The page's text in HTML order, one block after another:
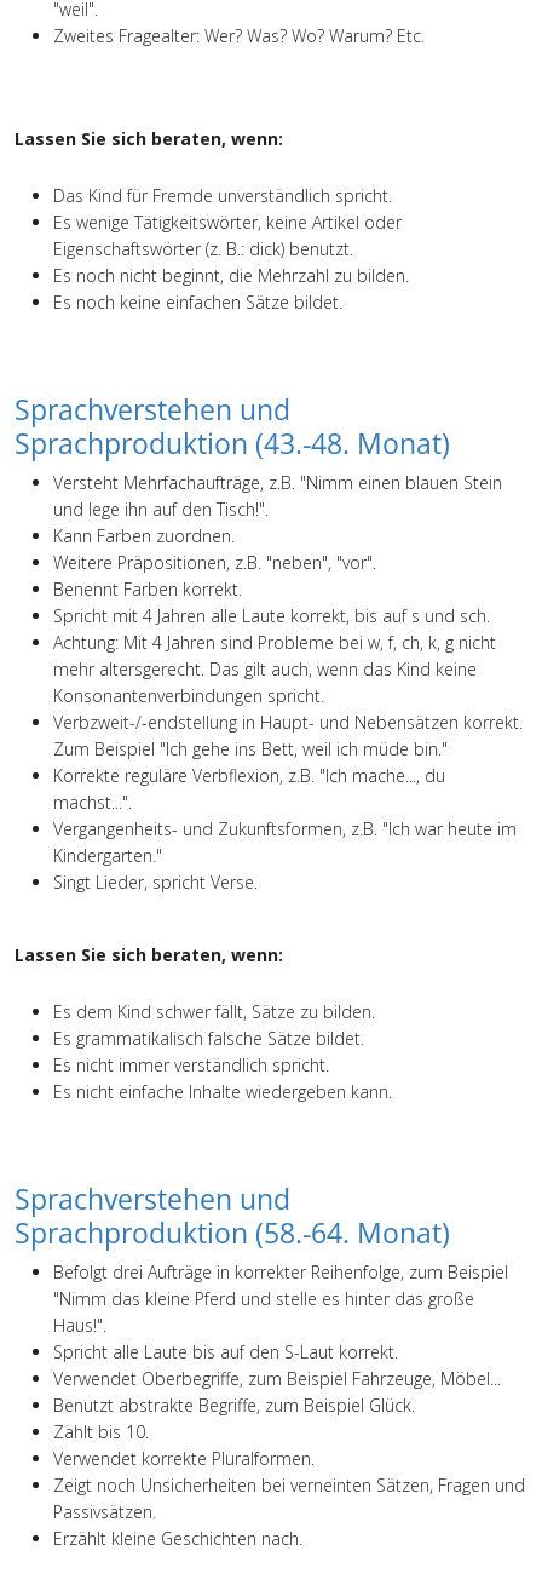
"weil".
Zweites Fragealter: Wer? Was? Wo? Warum? Etc.
Lassen Sie sich beraten, wenn:
Das Kind für Fremde unverständlich spricht.
Es wenige Tätigkeitswörter, keine Artikel oder
Eigenschaftswörter (z. B.: dick) benutzt.
Es noch nicht beginnt, die Mehrzahl zu bilden.
Es noch keine einfachen Sätze bildet.
Sprachverstehen und
Sprachproduktion (43.-48. Monat)
Versteht Mehrfachaufträge, z.B. "Nimm einen blauen Stein
und lege ihn auf den Tisch!".
Kann Farben zuordnen.
Weitere Präpositionen, z.B. "neben", "vor".
Benennt Farben korrekt.
Spricht mit 4 Jahren alle Laute korrekt, bis auf s und sch.
Achtung: Mit 4 Jahren sind Probleme bei w, f, ch, k, g nicht
mehr altersgerecht. Das gilt auch, wenn das Kind keine
Konsonantenverbindungen spricht.
Verbzweit-/-endstellung in Haupt- und Nebensätzen korrekt.
Zum Beispiel "Ich gehe ins Bett, weil ich müde bin."
Korrekte reguläre Verbflexion, z.B. "Ich mache..., du
machst...".
Vergangenheits- und Zukunftsformen, z.B. "Ich war heute im
Kindergarten."
Singt Lieder, spricht Verse.
Lassen Sie sich beraten, wenn:
Es dem Kind schwer fällt, Sätze zu bilden.
Es grammatikalisch falsche Sätze bildet.
Es nicht immer verständlich spricht.
Es nicht einfache Inhalte wiedergeben kann.
Sprachverstehen und
Sprachproduktion (58.-64. Monat)
Befolgt drei Aufträge in korrekter Reihenfolge, zum Beispiel
"Nimm das kleine Pferd und stelle es hinter das große
Haus!".
Spricht alle Laute bis auf den S-Laut korrekt.
Verwendet Oberbegriffe, zum Beispiel Fahrzeuge, Möbel...
Benutzt abstrakte Begriffe, zum Beispiel Glück.
Zählt bis 10.
Verwendet korrekte Pluralformen.
Zeigt noch Unsicherheiten bei verneinten Sätzen, Fragen und
Passivsätzen.
Erzählt kleine Geschichten nach.